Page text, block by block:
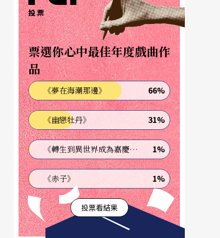
投票
票選你心中最佳年度戲曲作
品
《夢在海潮那邊》 66%
《幽戀牡丹》 31%
《轉生到異世界成為嘉慶君—發現我的祖先是詐騙集團!?》 1%
《赤子》 1%
投票看結果